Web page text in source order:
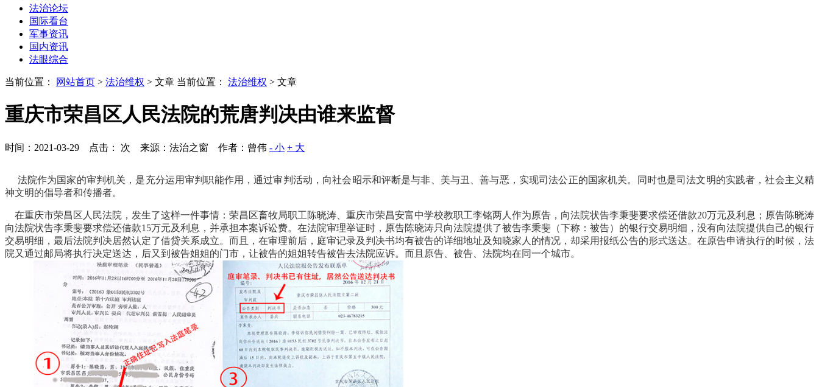
法治论坛
国际看台
军事资讯
国内资讯
法眼综合
当前位置： 网站首页 > 法治维权 > 文章 当前位置： 法治维权 > 文章
重庆市荣昌区人民法院的荒唐判决由谁来监督
时间：2021-03-29 点击： 次 来源：法治之窗 作者：曾伟 - 小 + 大
法院作为国家的审判机关，是充分运用审判职能作用，通过审判活动，向社会昭示和评断是与非、美与丑、善与恶，实现司法公正的国家机关。同时也是司法文明的实践者，社会主义精
神文明的倡导者和传播者。
在重庆市荣昌区人民法院，发生了这样一件事情：荣昌区畜牧局职工陈晓涛、重庆市荣昌安富中学校教职工李铭两人作为原告，向法院状告李秉斐要求偿还借款20万元及利息；原告陈晓涛
向法院状告李秉斐要求偿还借款15万元及利息，并承担本案诉讼费。在法院审理举证时，原告陈晓涛只向法院提供了被告李秉斐（下称：被告）的银行交易明细，没有向法院提供自己的银行
交易明细，最后法院判决居然认定了借贷关系成立。而且，在审理前后，庭审记录及判决书均有被告的详细地址及知晓家人的情况，却采用报纸公告的形式送达。在原告申请执行的时候，法
院又通过邮局将执行决定送达，后又到被告姐姐的门市，让被告的姐姐转告被告去法院应诉。而且原告、被告、法院均在同一个城市。